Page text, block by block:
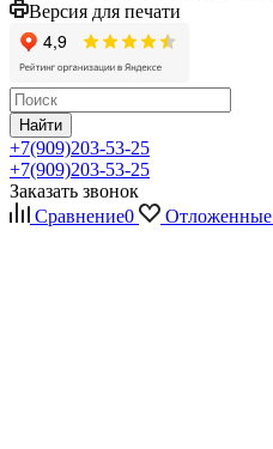
Версия для печати
Найти
+7(909)203-53-25
+7(909)203-53-25
Заказать звонок
Сравнение0 Отложенные